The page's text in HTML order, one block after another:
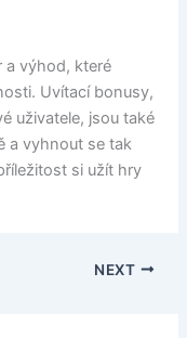
a výhod, které
Uvítací bonusy,
uživatele, jsou také
a vyhnout se tak
si užít hry
NEXT